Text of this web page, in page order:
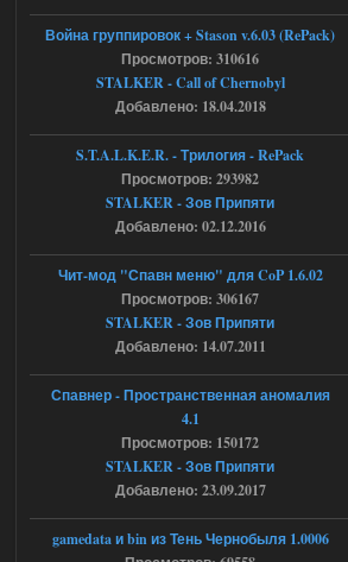
STCoP WP 3.4
Stalker-Mods-Clan-su
Доступно только для пользователей
Ответить ➤
04.08.2026
Объединенный Пак 2 + OGSR +
STCoP WP 3.4
16:48
Stalker-Mods-Clan-su
Доступно только для пользователей
04.08.2026
Объединенный Пак 2 + OGSR +
STCoP WP 3.4
andreyforest1993
вот ещё этот же трелер с
вашего сайта, https://stalker-
Война группировок + Stason v.6.03 (RePack)
Просмотров: 310616
STALKER - Call of Chernobyl
Добавлено: 18.04.2018
S.T.A.L.K.E.R. - Трилогия - RePack
Просмотров: 293982
STALKER - Зов Припяти
Добавлено: 02.12.2016
Чит-мод "Спавн меню" для CoP 1.6.02
Просмотров: 306167
STALKER - Зов Припяти
Добавлено: 14.07.2011
Спавнер - Пространственная аномалия
4.1
Просмотров: 150172
STALKER - Зов Припяти
Добавлено: 23.09.2017
gamedata и bin из Тень Чернобыля 1.0006